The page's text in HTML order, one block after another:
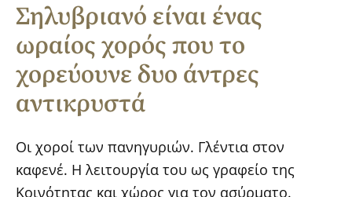
Σηλυβριανό είναι ένας
ωραίος χορός που το
χορεύουνε δυο άντρες
αντικρυστά
Οι χοροί των πανηγυριών. Γλέντια στον
καφενέ. Η λειτουργία του ως γραφείο της
Κοινότητας και χώρος για τον ασύρματο.